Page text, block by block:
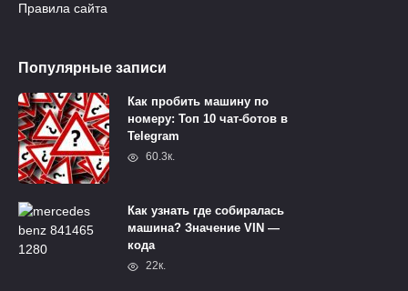
Правила сайта
Популярные записи
Как пробить машину по
номеру: Топ 10 чат-ботов в
Telegram
60.3к.
Как узнать где собиралась
машина? Значение VIN —
кода
22к.